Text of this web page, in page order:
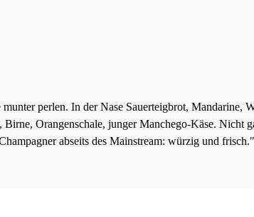
perlen. In der Nase Sauerteigbrot, Mandarine,
Orangenschale, junger Manchego-Käse. Nicht
hampagner abseits des Mainstream: würzig und frisch."